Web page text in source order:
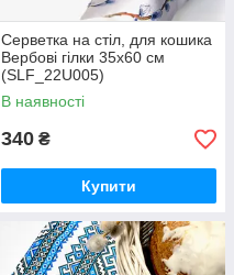
Серветка на стіл, для кошика
Вербові гілки 35x60 см
(SLF_22U005)
В наявності
340 ₴
Купити